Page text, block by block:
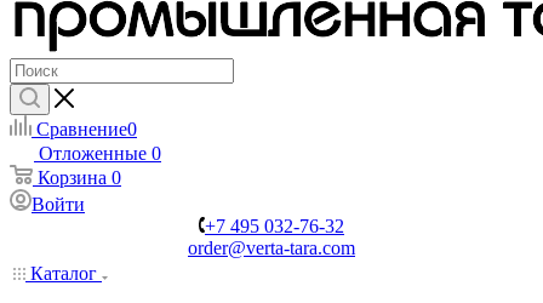
Сравнение0
Отложенные 0
Корзина 0
Войти
+7 495 032-76-32
order@verta-tara.com
Каталог